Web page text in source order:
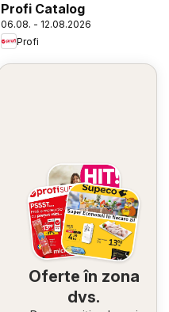
Profi Catalog
06.08. - 12.08.2026
Profi
Oferte în zona
dvs.